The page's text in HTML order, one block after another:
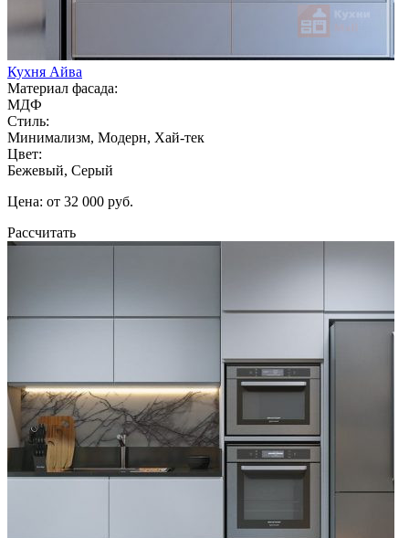
Кухня Айва
Материал фасада:
МДФ
Стиль:
Минимализм, Модерн, Хай-тек
Цвет:
Бежевый, Серый
Цена: от 32 000 руб.
Рассчитать